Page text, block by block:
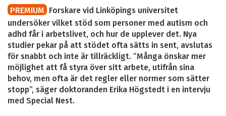
PREMIUM Forskare vid Linköpings universitet
undersöker vilket stöd som personer med autism och
adhd får i arbetslivet, och hur de upplever det. Nya
studier pekar på att stödet ofta sätts in sent, avslutas
för snabbt och inte är tillräckligt. ”Många önskar mer
möjlighet att få styra över sitt arbete, utifrån sina
behov, men ofta är det regler eller normer som sätter
stopp”, säger doktoranden Erika Högstedt i en intervju
med Special Nest.